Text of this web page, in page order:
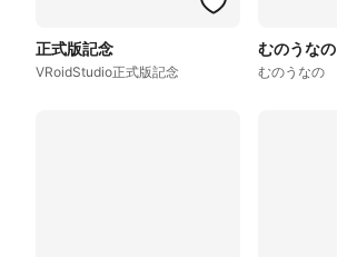
正式版記念
VRoidStudio正式版記念
むのうなの
むのうなの